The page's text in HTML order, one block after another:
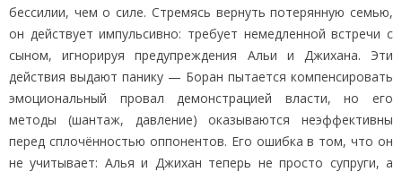
бессилии, чем о силе. Стремясь вернуть потерянную семью,
он действует импульсивно: требует немедленной встречи с
сыном, игнорируя предупреждения Альи и Джихана. Эти
действия выдают панику — Боран пытается компенсировать
эмоциональный провал демонстрацией власти, но его
методы (шантаж, давление) оказываются неэффективны
перед сплочённостью оппонентов. Его ошибка в том, что он
не учитывает: Алья и Джихан теперь не просто супруги, а